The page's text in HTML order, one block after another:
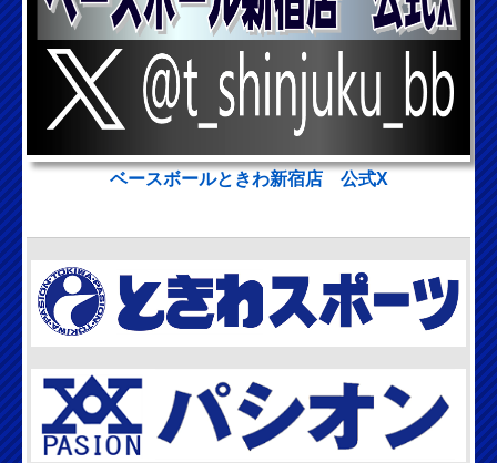
ベースボールときわ新宿店 公式X